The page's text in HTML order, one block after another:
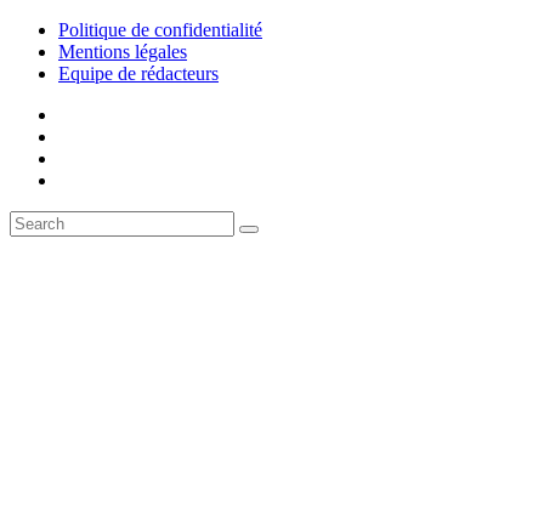
Politique de confidentialité
Mentions légales
Equipe de rédacteurs